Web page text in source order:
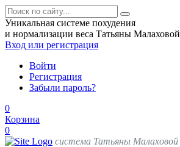
Уникальная системе похудения
и нормализации веса Татьяны Малаховой
Вход или регистрация
Войти
Регистрация
Забыли пароль?
0
Корзина
0
система Татьяны Малаховой